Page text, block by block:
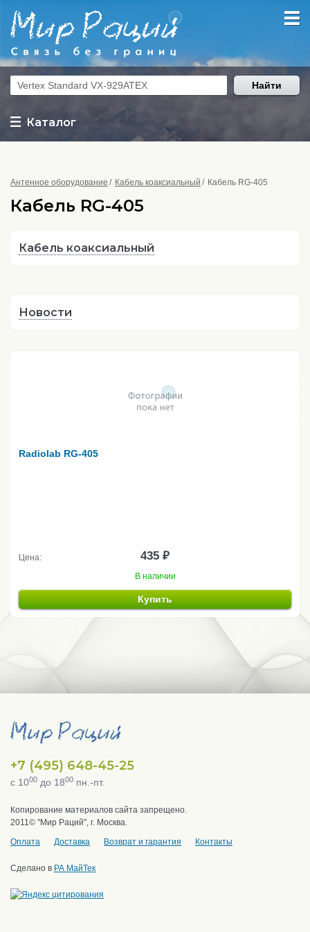
Каталог
Найти
Антенное оборудование Кабель коаксиальный Кабель RG-405
Кабель RG-405
Кабель коаксиальный
Новости
Radiolab RG-405
Цена: 435 ₽
В наличии
Купить
+7 (495) 648-45-25
с 1000 до 1800 пн.-пт.
Копирование материалов сайта запрещено.
2011© "Мир Раций", г. Москва.
Оплата
Доставка Возврат и гарантия Контакты
Сделано в РА МайТек